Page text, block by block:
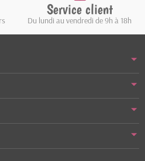
Service client
Du lundi au vendredi de 9h à 18h